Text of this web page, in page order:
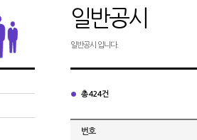
일반공시
일반공시 입니다.
총 424건
번호